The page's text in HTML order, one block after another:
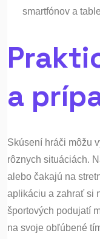
smartfónov a
a
Skúsení hráči môžu
rôznych situáciách.
alebo čakajú na
aplikáciu a zahrať si
športových podujatí
na svoje obľúbené